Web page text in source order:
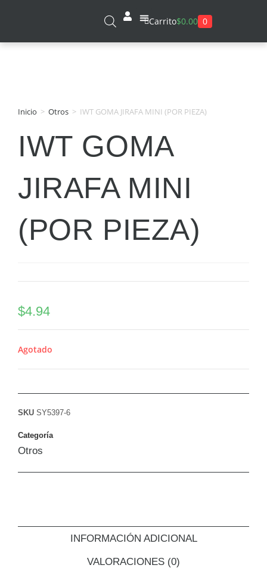
Carrito$0.00 0
Inicio > Otros > IWT GOMA JIRAFA MINI (POR PIEZA)
IWT GOMA
JIRAFA MINI
(POR PIEZA)
$4.94
Agotado
SKU SY5397-6
Categoría
Otros
INFORMACIÓN ADICIONAL
VALORACIONES (0)